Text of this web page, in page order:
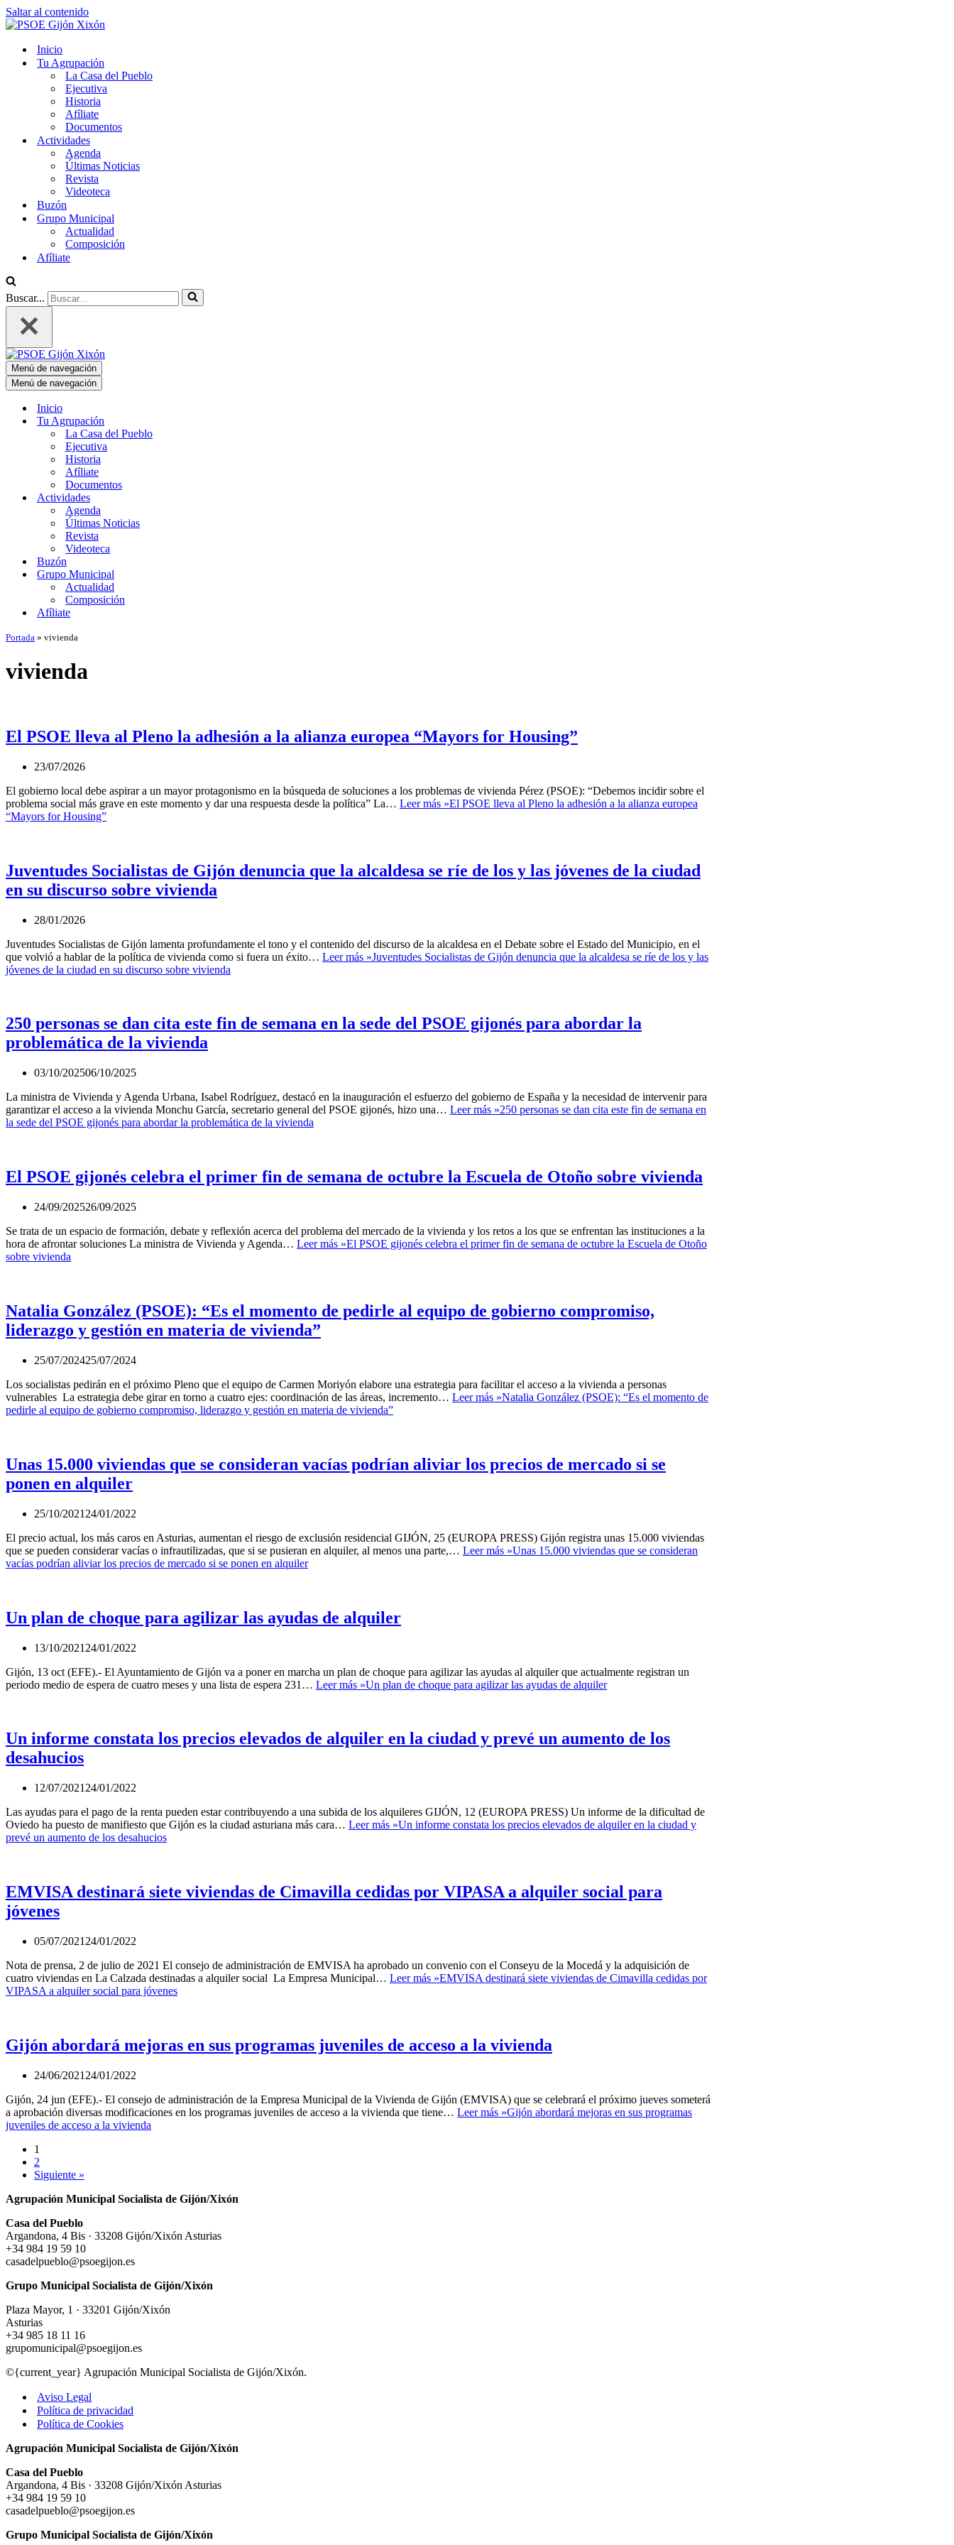
Saltar al contenido
Inicio
Tu Agrupación
La Casa del Pueblo
Ejecutiva
Historia
Afíliate
Documentos
Actividades
Agenda
Últimas Noticias
Revista
Videoteca
Buzón
Grupo Municipal
Actualidad
Composición
Afíliate
Buscar...
Menú de navegación
Menú de navegación
Inicio
Tu Agrupación
La Casa del Pueblo
Ejecutiva
Historia
Afíliate
Documentos
Actividades
Agenda
Últimas Noticias
Revista
Videoteca
Buzón
Grupo Municipal
Actualidad
Composición
Afíliate
Portada » vivienda
vivienda
El PSOE lleva al Pleno la adhesión a la alianza europea “Mayors for Housing”
23/07/2026
El gobierno local debe aspirar a un mayor protagonismo en la búsqueda de soluciones a los problemas de vivienda Pérez (PSOE): “Debemos incidir sobre el
problema social más grave en este momento y dar una respuesta desde la política” La… Leer más »El PSOE lleva al Pleno la adhesión a la alianza europea
“Mayors for Housing”
Juventudes Socialistas de Gijón denuncia que la alcaldesa se ríe de los y las jóvenes de la ciudad
en su discurso sobre vivienda
28/01/2026
Juventudes Socialistas de Gijón lamenta profundamente el tono y el contenido del discurso de la alcaldesa en el Debate sobre el Estado del Municipio, en el
que volvió a hablar de la política de vivienda como si fuera un éxito… Leer más »Juventudes Socialistas de Gijón denuncia que la alcaldesa se ríe de los y las
jóvenes de la ciudad en su discurso sobre vivienda
250 personas se dan cita este fin de semana en la sede del PSOE gijonés para abordar la
problemática de la vivienda
03/10/202506/10/2025
La ministra de Vivienda y Agenda Urbana, Isabel Rodríguez, destacó en la inauguración el esfuerzo del gobierno de España y la necesidad de intervenir para
garantizar el acceso a la vivienda Monchu García, secretario general del PSOE gijonés, hizo una… Leer más »250 personas se dan cita este fin de semana en
la sede del PSOE gijonés para abordar la problemática de la vivienda
El PSOE gijonés celebra el primer fin de semana de octubre la Escuela de Otoño sobre vivienda
24/09/202526/09/2025
Se trata de un espacio de formación, debate y reflexión acerca del problema del mercado de la vivienda y los retos a los que se enfrentan las instituciones a la
hora de afrontar soluciones La ministra de Vivienda y Agenda… Leer más »El PSOE gijonés celebra el primer fin de semana de octubre la Escuela de Otoño
sobre vivienda
Natalia González (PSOE): “Es el momento de pedirle al equipo de gobierno compromiso,
liderazgo y gestión en materia de vivienda”
25/07/202425/07/2024
Los socialistas pedirán en el próximo Pleno que el equipo de Carmen Moriyón elabore una estrategia para facilitar el acceso a la vivienda a personas
vulnerables La estrategia debe girar en torno a cuatro ejes: coordinación de las áreas, incremento… Leer más »Natalia González (PSOE): “Es el momento de
pedirle al equipo de gobierno compromiso, liderazgo y gestión en materia de vivienda”
Unas 15.000 viviendas que se consideran vacías podrían aliviar los precios de mercado si se
ponen en alquiler
25/10/2021 24/01/2022
El precio actual, los más caros en Asturias, aumentan el riesgo de exclusión residencial GIJÓN, 25 (EUROPA PRESS) Gijón registra unas 15.000 viviendas
que se pueden considerar vacías o infrautilizadas, que si se pusieran en alquiler, al menos una parte,… Leer más »Unas 15.000 viviendas que se consideran
vacías podrían aliviar los precios de mercado si se ponen en alquiler
Un plan de choque para agilizar las ayudas de alquiler
13/10/2021 24/01/2022
Gijón, 13 oct (EFE).- El Ayuntamiento de Gijón va a poner en marcha un plan de choque para agilizar las ayudas al alquiler que actualmente registran un
periodo medio de espera de cuatro meses y una lista de espera 231… Leer más »Un plan de choque para agilizar las ayudas de alquiler
Un informe constata los precios elevados de alquiler en la ciudad y prevé un aumento de los
desahucios
12/07/2021 24/01/2022
Las ayudas para el pago de la renta pueden estar contribuyendo a una subida de los alquileres GIJÓN, 12 (EUROPA PRESS) Un informe de la dificultad de
Oviedo ha puesto de manifiesto que Gijón es la ciudad asturiana más cara… Leer más »Un informe constata los precios elevados de alquiler en la ciudad y
prevé un aumento de los desahucios
EMVISA destinará siete viviendas de Cimavilla cedidas por VIPASA a alquiler social para
jóvenes
05/07/2021 24/01/2022
Nota de prensa, 2 de julio de 2021 El consejo de administración de EMVISA ha aprobado un convenio con el Conseyu de la Mocedá y la adquisición de
cuatro viviendas en La Calzada destinadas a alquiler social La Empresa Municipal… Leer más »EMVISA destinará siete viviendas de Cimavilla cedidas por
VIPASA a alquiler social para jóvenes
Gijón abordará mejoras en sus programas juveniles de acceso a la vivienda
24/06/2021 24/01/2022
Gijón, 24 jun (EFE).- El consejo de administración de la Empresa Municipal de la Vivienda de Gijón (EMVISA) que se celebrará el próximo jueves someterá
a aprobación diversas modificaciones en los programas juveniles de acceso a la vivienda que tiene… Leer más »Gijón abordará mejoras en sus programas
juveniles de acceso a la vivienda
1
2
Siguiente »
Agrupación Municipal Socialista de Gijón/Xixón
Casa del Pueblo
Argandona, 4 Bis · 33208 Gijón/Xixón Asturias
+34 984 19 59 10
casadelpueblo@psoegijon.es
Grupo Municipal Socialista de Gijón/Xixón
Plaza Mayor, 1 · 33201 Gijón/Xixón
Asturias
+34 985 18 11 16
grupomunicipal@psoegijon.es
©{current_year} Agrupación Municipal Socialista de Gijón/Xixón.
Aviso Legal
Política de privacidad
Política de Cookies
Agrupación Municipal Socialista de Gijón/Xixón
Casa del Pueblo
Argandona, 4 Bis · 33208 Gijón/Xixón Asturias
+34 984 19 59 10
casadelpueblo@psoegijon.es
Grupo Municipal Socialista de Gijón/Xixón